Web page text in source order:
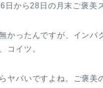
日から28日の月末ご褒美
かったんですが、イン
コイツ。
ヤバいですよね。ご褒美